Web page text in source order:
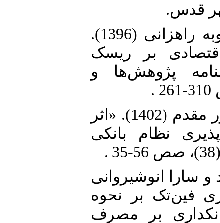
قدس.
18. کفائی، سید محمدعلی و محبوبه راهزانی (1396).
بر ریسک
پژوهش‌ها و
19. کرمی، آرزو و هادی اسماعیل‌پور مقدم (1402). «اثر
نظام بانکی
و سارا انوشیروانی
فین‌تک بر نحوه
بر مصرف